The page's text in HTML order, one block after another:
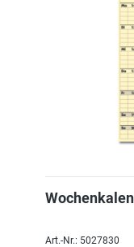
Art.-Nr.: 5027830